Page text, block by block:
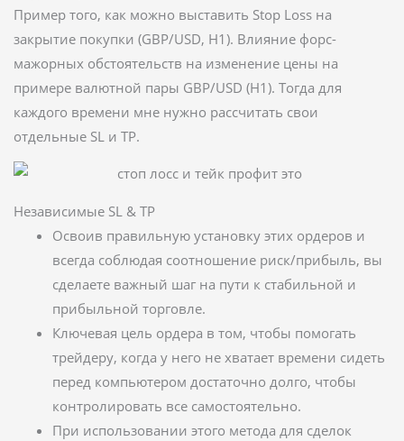
Пример того, как можно выставить Stop Loss на
закрытие покупки (GBP/USD, H1). Влияние форс-
мажорных обстоятельств на изменение цены на
примере валютной пары GBP/USD (H1). Тогда для
каждого времени мне нужно рассчитать свои
отдельные SL и TP.
Независимые SL & TP
Освоив правильную установку этих ордеров и
всегда соблюдая соотношение риск/прибыль, вы
сделаете важный шаг на пути к стабильной и
прибыльной торговле.
Ключевая цель ордера в том, чтобы помогать
трейдеру, когда у него не хватает времени сидеть
перед компьютером достаточно долго, чтобы
контролировать все самостоятельно.
При использовании этого метода для сделок